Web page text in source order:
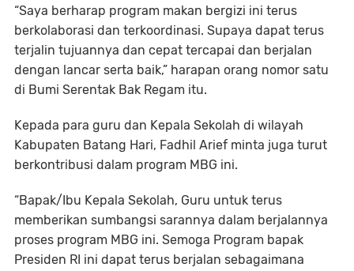
“Saya berharap program makan bergizi ini terus
berkolaborasi dan terkoordinasi. Supaya dapat terus
terjalin tujuannya dan cepat tercapai dan berjalan
dengan lancar serta baik,” harapan orang nomor satu
di Bumi Serentak Bak Regam itu.
Kepada para guru dan Kepala Sekolah di wilayah
Kabupaten Batang Hari, Fadhil Arief minta juga turut
berkontribusi dalam program MBG ini.
“Bapak/Ibu Kepala Sekolah, Guru untuk terus
memberikan sumbangsi sarannya dalam berjalannya
proses program MBG ini. Semoga Program bapak
Presiden RI ini dapat terus berjalan sebagaimana